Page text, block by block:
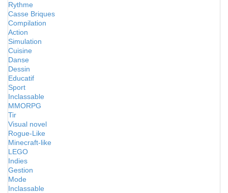
Rythme
Casse Briques
Compilation
Action
Simulation
Cuisine
Danse
Dessin
Educatif
Sport
Inclassable
MMORPG
Tir
Visual novel
Rogue-Like
Minecraft-like
LEGO
Indies
Gestion
Mode
Inclassable